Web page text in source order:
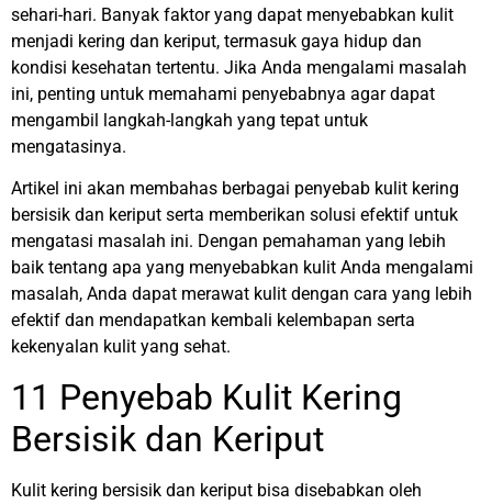
sehari-hari. Banyak faktor yang dapat menyebabkan kulit
menjadi kering dan keriput, termasuk gaya hidup dan
kondisi kesehatan tertentu. Jika Anda mengalami masalah
ini, penting untuk memahami penyebabnya agar dapat
mengambil langkah-langkah yang tepat untuk
mengatasinya.
Artikel ini akan membahas berbagai penyebab kulit kering
bersisik dan keriput serta memberikan solusi efektif untuk
mengatasi masalah ini. Dengan pemahaman yang lebih
baik tentang apa yang menyebabkan kulit Anda mengalami
masalah, Anda dapat merawat kulit dengan cara yang lebih
efektif dan mendapatkan kembali kelembapan serta
kekenyalan kulit yang sehat.
11 Penyebab Kulit Kering
Bersisik dan Keriput
Kulit kering bersisik dan keriput bisa disebabkan oleh